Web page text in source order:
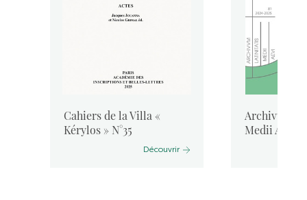
Cahiers de la Villa «
Kérylos » N°35
Découvrir
Archivum
Medii Aevi,